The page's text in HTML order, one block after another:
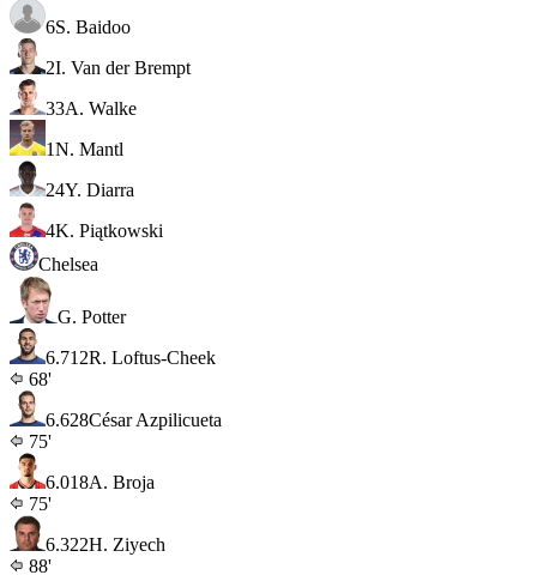
6S. Baidoo
2I. Van der Brempt
33A. Walke
1N. Mantl
24Y. Diarra
4K. Piątkowski
Chelsea
G. Potter
6.712R. Loftus-Cheek
68'
6.628César Azpilicueta
75'
6.018A. Broja
75'
6.322H. Ziyech
88'